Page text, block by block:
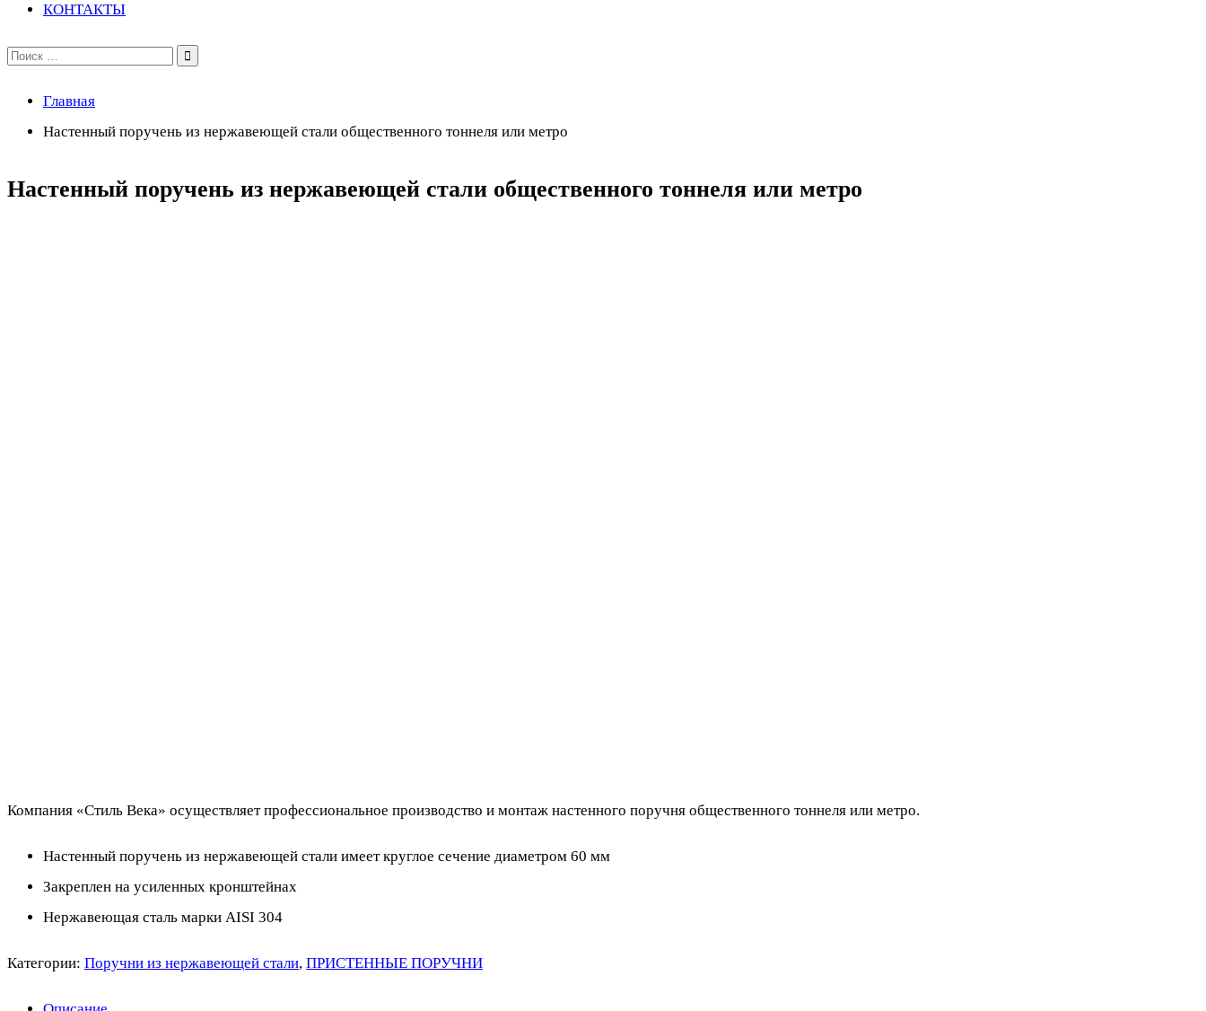
КОНТАКТЫ
Поиск
Главная
Настенный поручень из нержавеющей стали общественного тоннеля или метро
Настенный поручень из нержавеющей стали общественного тоннеля или метро
Компания «Стиль Века» осуществляет профессиональное производство и монтаж настенного поручня общественного тоннеля или метро.
Настенный поручень из нержавеющей стали имеет круглое сечение диаметром 60 мм
Закреплен на усиленных кронштейнах
Нержавеющая сталь марки AISI 304
Категории: Поручни из нержавеющей стали, ПРИСТЕННЫЕ ПОРУЧНИ